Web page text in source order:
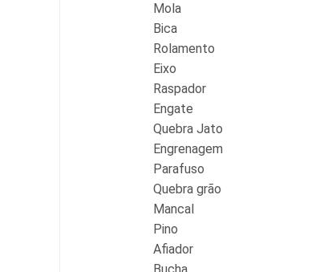
Mola
Bica
Rolamento
Eixo
Raspador
Engate
Quebra Jato
Engrenagem
Parafuso
Quebra grão
Mancal
Pino
Afiador